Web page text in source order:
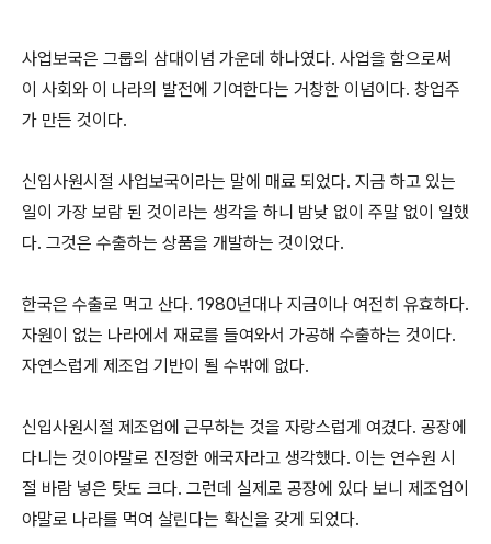
사업보국은 그룹의 삼대이념 가운데 하나였다. 사업을 함으로써
이 사회와 이 나라의 발전에 기여한다는 거창한 이념이다. 창업주
가 만든 것이다.
신입사원시절 사업보국이라는 말에 매료 되었다. 지금 하고 있는
일이 가장 보람 된 것이라는 생각을 하니 밤낮 없이 주말 없이 일했
다. 그것은 수출하는 상품을 개발하는 것이었다.
한국은 수출로 먹고 산다. 1980년대나 지금이나 여전히 유효하다.
자원이 없는 나라에서 재료를 들여와서 가공해 수출하는 것이다.
자연스럽게 제조업 기반이 될 수밖에 없다.
신입사원시절 제조업에 근무하는 것을 자랑스럽게 여겼다. 공장에
다니는 것이야말로 진정한 애국자라고 생각했다. 이는 연수원 시
절 바람 넣은 탓도 크다. 그런데 실제로 공장에 있다 보니 제조업이
야말로 나라를 먹여 살린다는 확신을 갖게 되었다.